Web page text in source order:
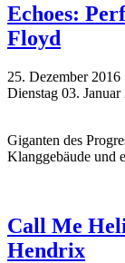
Echoes:
Floyd
25. Dezember 2016
Dienstag 03.
Giganten des
Klanggebäude und
Call Me
Hendrix